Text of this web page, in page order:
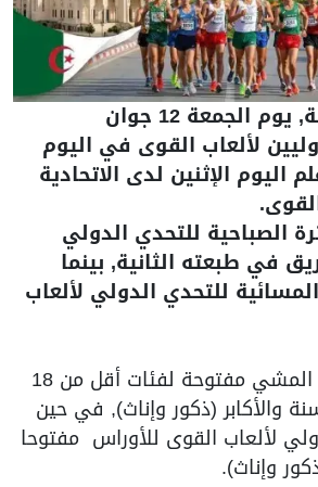
تحتضن مدينة باتنة, يوم الجمعة 12 جوان
لألعاب القوى في اليوم
الإثنين لدى الاتحادية
الصباحية للتحدي الدولي
في طبعته الثانية, بينما
للتحدي الدولي لألعاب
وستكون منافسات المشي مفتوحة لفئات أقل من 18
وأقل من 20 سنة والأكابر (ذكور وإناث), في حين
لألعاب القوى للأوراس مفتوحا
وإناث).